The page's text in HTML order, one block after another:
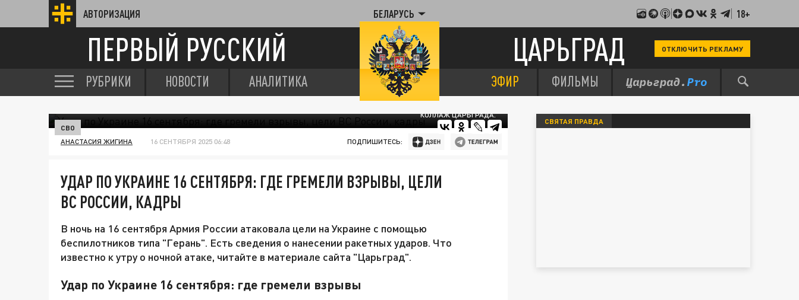
АВТОРИЗАЦИЯ БЕЛАРУСЬ 18+
ПЕРВЫЙ РУССКИЙ ЦАРЬГРАД ОТКЛЮЧИТЬ РЕКЛАМУ
РУБРИКИ НОВОСТИ АНАЛИТИКА ЭФИР ФИЛЬМЫ
КОЛЛАЖ ЦАРЬГРАДА.
СВО
АНАСТАСИЯ ЖИГИНА 16 СЕНТЯБРЯ 2025 06:48 ПОДПИШИТЕСЬ:
УДАР ПО УКРАИНЕ 16 СЕНТЯБРЯ: ГДЕ ГРЕМЕЛИ ВЗРЫВЫ, ЦЕЛИ
ВС РОССИИ, КАДРЫ
В ночь на 16 сентября Армия России атаковала цели на Украине с помощью
беспилотников типа "Герань". Есть сведения о нанесении ракетных ударов. Что
известно к утру о ночной атаке, читайте в материале сайта "Царьград".
Удар по Украине 16 сентября: где гремели взрывы
СВЯТАЯ ПРАВДА